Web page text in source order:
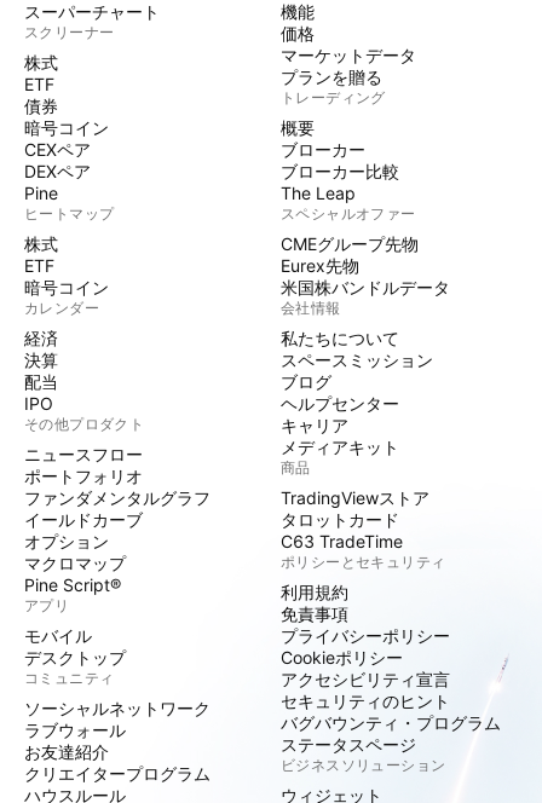
スーパーチャート
スクリーナー
株式
ETF
債券
暗号コイン
CEXペア
DEXペア
Pine
ヒートマップ
株式
ETF
暗号コイン
カレンダー
経済
決算
配当
IPO
その他プロダクト
ニュースフロー
ポートフォリオ
ファンダメンタルグラフ
イールドカーブ
オプション
マクロマップ
Pine Script®
アプリ
モバイル
デスクトップ
コミュニティ
ソーシャルネットワーク
ラブウォール
お友達紹介
クリエイタープログラム
ハウスルール
機能
価格
マーケットデータ
プランを贈る
トレーディング
概要
ブローカー
ブローカー比較
The Leap
スペシャルオファー
CMEグループ先物
Eurex先物
米国株バンドルデータ
会社情報
私たちについて
スペースミッション
ブログ
ヘルプセンター
キャリア
メディアキット
商品
TradingViewストア
タロットカード
C63 TradeTime
ポリシーとセキュリティ
利用規約
免責事項
プライバシーポリシー
Cookieポリシー
アクセシビリティ宣言
セキュリティのヒント
バグバウンティ・プログラム
ステータスページ
ビジネスソリューション
ウィジェット